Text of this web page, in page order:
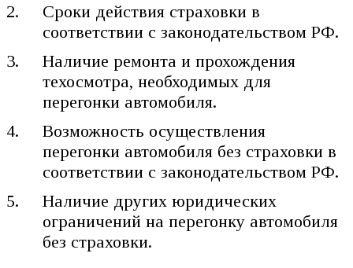
Сроки действия страховки в
соответствии с законодательством РФ.
Наличие ремонта и прохождения
техосмотра, необходимых для
перегонки автомобиля.
Возможность осуществления
перегонки автомобиля без страховки в
соответствии с законодательством РФ.
Наличие других юридических
ограничений на перегонку автомобиля
без страховки.